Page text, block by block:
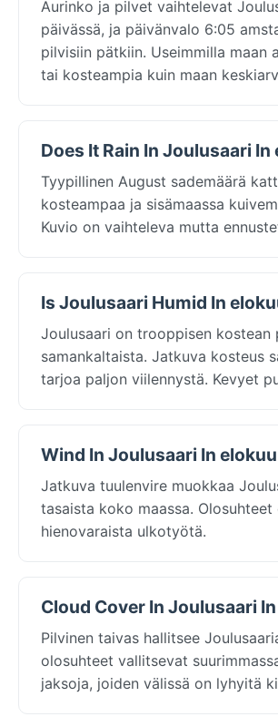
Aurinko ja pilvet vaihtelevat
päivässä, ja päivänvalo 6:05
pilvisiin pätkiin. Useimmilla maan
tai kosteampia kuin maan
Does It Rain In Joulusaari In
Tyypillinen August sademäärä
kosteampaa ja sisämaassa
Kuvio on vaihteleva mutta
Is Joulusaari Humid In
Joulusaari on trooppisen kostean
samankaltaista. Jatkuva kosteus
tarjoa paljon viilennystä. Kevyet
Wind In Joulusaari In elokuu
Jatkuva tuulenvire muokkaa
tasaista koko maassa.
hienovaraista ulkotyötä.
Cloud Cover In Joulusaari
Pilvinen taivas hallitsee
olosuhteet vallitsevat
jaksoja, joiden välissä on lyhyitä